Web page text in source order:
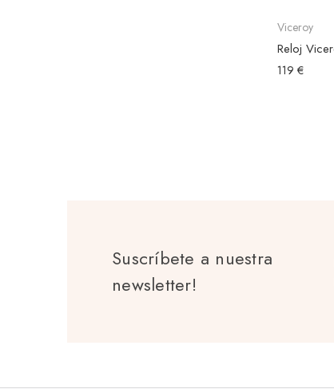
Viceroy
119 €
Suscríbete a nuestra
newsletter!